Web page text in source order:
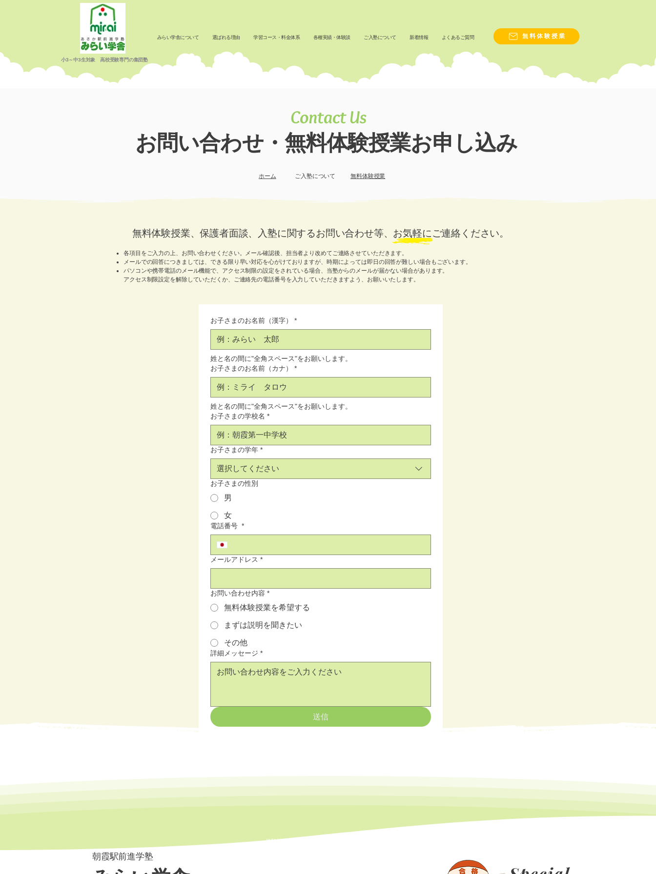
みらい学舎について 選ばれる理由 学習コース・料金体系 各種実績・体験談 ご入塾について 新着情報 よくあるご質問 無料体験授業
小3～中3生対象 高校受験専門の集団塾
Contact Us
お問い合わせ・無料体験授業お申し込み
​ホーム ご入塾について 無料体験授業
無料体験授業、保護者面談、入塾に関するお問い合わせ等、お気軽にご連絡ください。
各項目をご入力の上、お問い合わせください。メール確認後、担当者より改めてご連絡させていただきます。
メールでの回答につきましては、できる限り早い対応を心がけておりますが、時期によっては即日の回答が難しい場合もございます。
パソコンや携帯電話のメール機能で、アクセス制限の設定をされている場合、当塾からのメールが届かない場合があります。
アクセス制限設定を解除していただくか、ご連絡先の電話番号を入力していただきますよう、お願いいたします。
お子さまのお名前（漢字） *
姓と名の間に"全角スペース"をお願いします。
お子さまのお名前（カナ）
*
姓と名の間に"全角スペース"をお願いします。
お子さまの学校名 *
お子さまの学年 *
選択してください
お子さまの性別
男
女
電話番号 *
メールアドレス *
お問い合わせ内容 *
無料体験授業を希望する
まずは説明を聞きたい
その他
詳細メッセージ *
送信
- 体験談
朝霞駅前進学塾